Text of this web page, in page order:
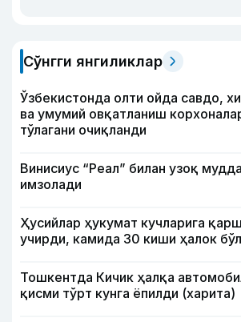
Сўнгги янгиликлар
Ўзбекистонда олти ойда савдо,
ва умумий овқатланиш
тўлагани очиқланди
Винисиус “Реал” билан узоқ
имзолади
Ҳусийлар ҳукумат кучларига
учирди, камида 30 киши ҳалок
Тошкентда Кичик ҳалқа
қисми тўрт кунга ёпилди (харита)